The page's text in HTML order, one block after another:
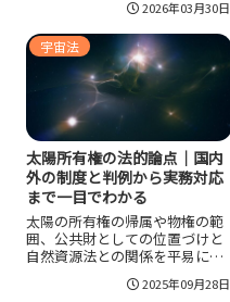
法の基本的な考え方、売買証明
書の扱い、太陽光の利用との違
い、月や小惑星の資源との違い
まで分かりやすく確認できま
す。太陽そのものの所有と、宇
宙資源を採取した後の権利を分
けて理解したい人に役立つ内容
です。
2026年03月30日
宇宙法
太陽所有権の法的論点｜国内
外の制度と判例から実務対応
まで一目でわかる
太陽の所有権の帰属や物権の範
囲、公共財としての位置づけと
自然資源法との関係を平易に解
説。国内の民法・行政・環境・
電力規制の適用例、スペインや
2025年09月28日